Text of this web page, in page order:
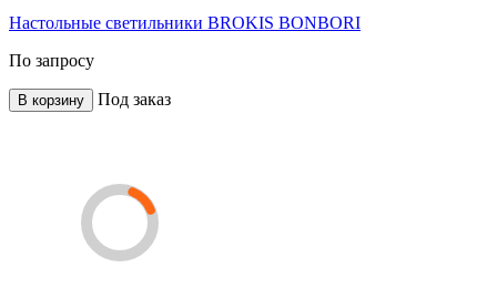
Настольные светильники BROKIS BONBORI
По запросу
В корзину Под заказ